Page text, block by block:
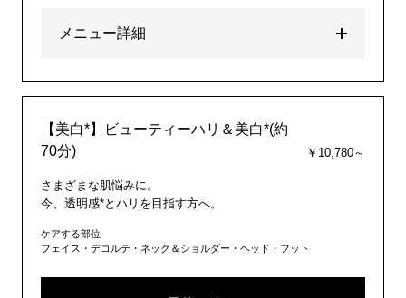
メニュー詳細
【美白*】ビューティーハリ＆美白*(約
70分)
￥10,780～
さまざまな肌悩みに。
今、透明感*とハリを目指す方へ。
ケアする部位
フェイス・デコルテ・ネック＆ショルダー・ヘッド・フット